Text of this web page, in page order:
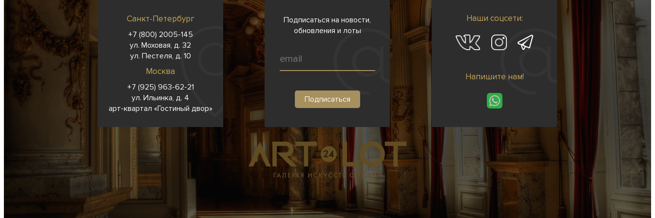
Санкт-Петербург
+7 (800) 2005-145
ул. Моховая, д. 32
ул. Пестеля, д. 10
Москва
+7 (925) 963-62-21
ул. Ильинка, д. 4
арт-квартал «Гостиный двор»
Подписаться на новости,
обновления и лоты
Наши соцсети:
Напишите нам!